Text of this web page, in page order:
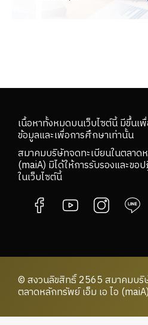
เนื้อหาทั้งหมดบนเว็บไซต์นี้ มีขึ้นเ
ข้อมูลและเพื่อการศึกษาเท่านั้น
สมาคมบริษัทจดทะเบียนในตลาด
(maiA) มิได้ให้การรับรองและขอ
ในเว็บไซต์นี้
© สงวนลิขสิทธิ์ 2565 สมาคมบริ
ตลาดหลักทรัพย์ เอ็ม เอ ไอ (maiA)